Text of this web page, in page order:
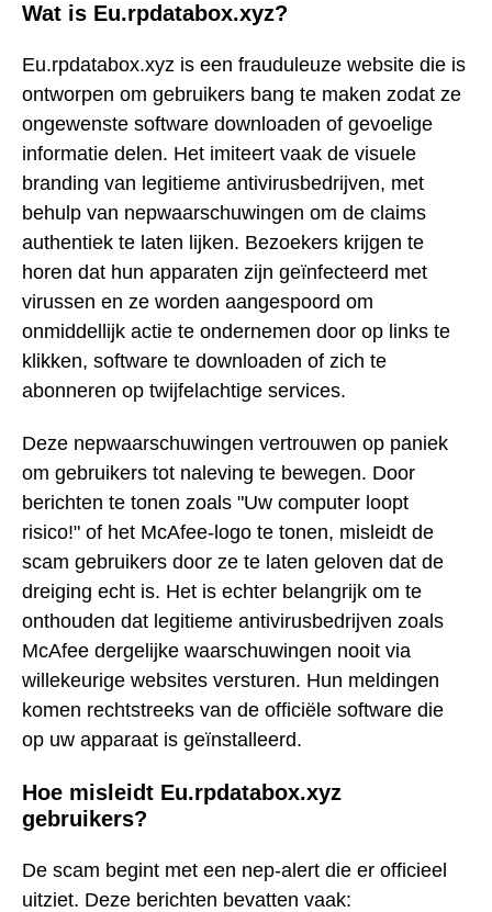
Wat is Eu.rpdatabox.xyz?
Eu.rpdatabox.xyz is een frauduleuze website die is
ontworpen om gebruikers bang te maken zodat ze
ongewenste software downloaden of gevoelige
informatie delen. Het imiteert vaak de visuele
branding van legitieme antivirusbedrijven, met
behulp van nepwaarschuwingen om de claims
authentiek te laten lijken. Bezoekers krijgen te
horen dat hun apparaten zijn geïnfecteerd met
virussen en ze worden aangespoord om
onmiddellijk actie te ondernemen door op links te
klikken, software te downloaden of zich te
abonneren op twijfelachtige services.
Deze nepwaarschuwingen vertrouwen op paniek
om gebruikers tot naleving te bewegen. Door
berichten te tonen zoals "Uw computer loopt
risico!" of het McAfee-logo te tonen, misleidt de
scam gebruikers door ze te laten geloven dat de
dreiging echt is. Het is echter belangrijk om te
onthouden dat legitieme antivirusbedrijven zoals
McAfee dergelijke waarschuwingen nooit via
willekeurige websites versturen. Hun meldingen
komen rechtstreeks van de officiële software die
op uw apparaat is geïnstalleerd.
Hoe misleidt Eu.rpdatabox.xyz
gebruikers?
De scam begint met een nep-alert die er officieel
uitziet. Deze berichten bevatten vaak: